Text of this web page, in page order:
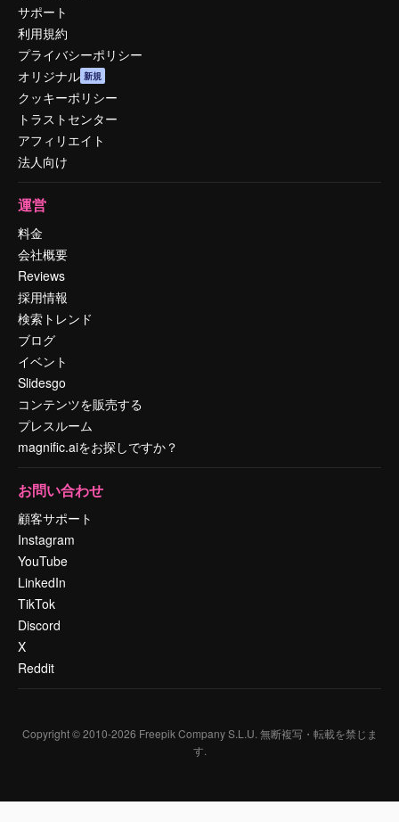
サポート
利用規約
プライバシーポリシー
オリジナル 新規
クッキーポリシー
トラストセンター
アフィリエイト
法人向け
運営
料金
会社概要
Reviews
採用情報
検索トレンド
ブログ
イベント
Slidesgo
コンテンツを販売する
プレスルーム
magnific.aiをお探しですか？
お問い合わせ
顧客サポート
Instagram
YouTube
LinkedIn
TikTok
Discord
X
Reddit
Copyright © 2010-2026 Freepik Company S.L.U. 無断複写・転載を禁じま
す.